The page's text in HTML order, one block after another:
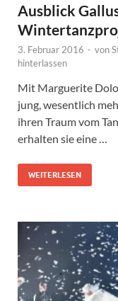
Ausblick
3. Februar 2016 - von
hinterlassen
Mit Marguerite
jung, wesentlich
ihren Traum vom
erhalten sie eine …
WEITERLESEN